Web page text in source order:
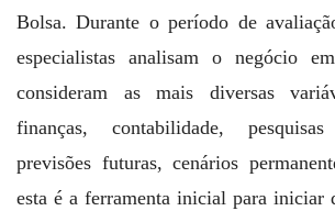
Bolsa. Durante o período de
especialistas analisam o negócio
consideram as mais diversas
finanças, contabilidade,
previsões futuras, cenários
esta é a ferramenta inicial para iniciar